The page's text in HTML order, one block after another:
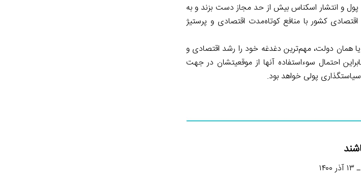
پول و انتشار اسکناس بیش از حد مجاز دست بزند و به
کشور با منافع کوتاه‌مدت اقتصادی و پرستیژ
همان دولت، مهم‌ترین دغدغه خود را رشد اقتصادی و
احتمال سوءاستفاده آنها از موقعیتشان در جهت
پولی خواهد بود.